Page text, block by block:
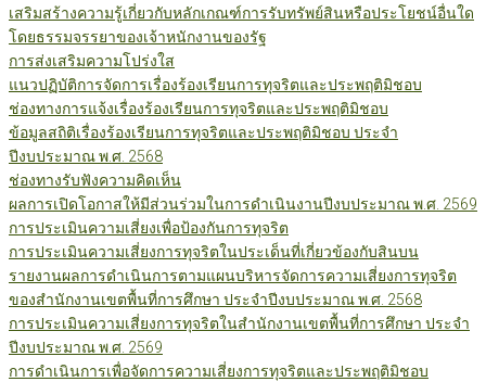
เสริมสร้างความรู้เกี่ยวกับหลักเกณฑ์การรับทรัพย์สินหรือประโยชน์อื่นใด
โดยธรรมจรรยาของเจ้าหนักงานของรัฐ
การส่งเสริมความโปร่งใส
แนวปฏิบัติการจัดการเรื่องร้องเรียนการทุจริตและประพฤติมิชอบ
ช่องทางการแจ้งเรื่องร้องเรียนการทุจริตและประพฤติมิชอบ
ข้อมูลสถิติเรื่องร้องเรียนการทุจริตและประพฤติมิชอบ ประจำ
ปีงบประมาณ พ.ศ. 2568
ช่องทางรับฟังความคิดเห็น
ผลการเปิดโอกาสให้มีส่วนร่วมในการดำเนินงานปีงบประมาณ พ.ศ. 2569
การประเมินความเสี่ยงเพื่อป้องกันการทุจริต
การประเมินความเสี่ยงการทุจริตในประเด็นที่เกี่ยวข้องกับสินบน
รายงานผลการดำเนินการตามแผนบริหารจัดการความเสี่ยงการทุจริต
ของสำนักงานเขตพื้นที่การศึกษา ประจำปีงบประมาณ พ.ศ. 2568
การประเมินความเสี่ยงการทุจริตในสำนักงานเขตพื้นที่การศึกษา ประจำ
ปีงบประมาณ พ.ศ. 2569
การดำเนินการเพื่อจัดการความเสี่ยงการทุจริตและประพฤติมิชอบ